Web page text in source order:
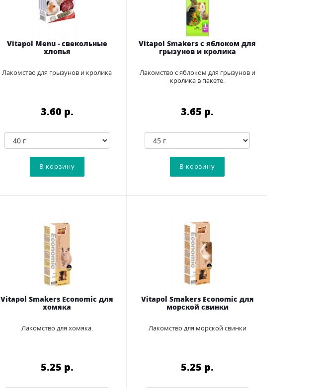
Vitapol Menu - свекольные
хлопья
Лакомство для грызунов и кролика
3.60 p.
Vitapol Smakers с яблоком для
грызунов и кролика
Лакомство с яблоком для грызунов и
кролика в пакете.
3.65 p.
Vitapol Smakers Economic для
хомяка
Лакомство для хомяка.
5.25 p.
Vitapol Smakers Economic для
морской свинки
Лакомство для морской свинки
5.25 p.